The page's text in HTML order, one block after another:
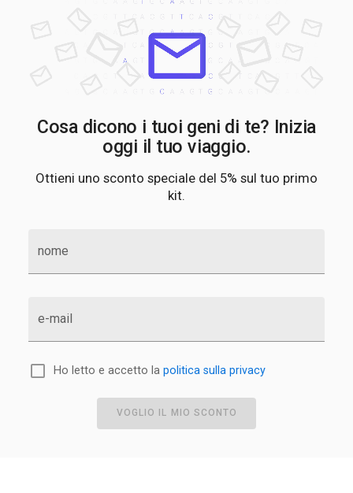
Cosa dicono i tuoi geni di te? Inizia
oggi il tuo viaggio.
Ottieni uno sconto speciale del 5% sul tuo primo
kit.
nome
e-mail
Ho letto e accetto la politica sulla privacy
VOGLIO IL MIO SCONTO